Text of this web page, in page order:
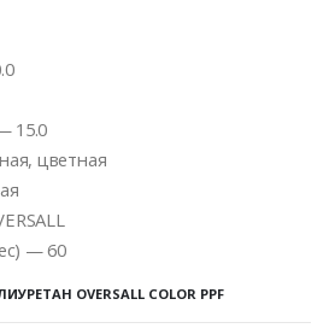
15.0
цветная
— 60
OVERSALL COLOR PPF